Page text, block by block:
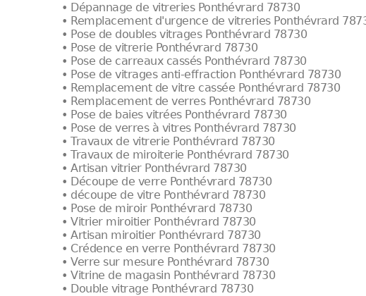
• Dépannage de vitreries Ponthévrard 78730
• Remplacement d'urgence de vitreries Ponthévrard
• Pose de doubles vitrages Ponthévrard 78730
• Pose de vitrerie Ponthévrard 78730
• Pose de carreaux cassés Ponthévrard 78730
• Pose de vitrages anti-effraction Ponthévrard 78730
• Remplacement de vitre cassée Ponthévrard 78730
• Remplacement de verres Ponthévrard 78730
• Pose de baies vitrées Ponthévrard 78730
• Pose de verres à vitres Ponthévrard 78730
• Travaux de vitrerie Ponthévrard 78730
• Travaux de miroiterie Ponthévrard 78730
• Artisan vitrier Ponthévrard 78730
• Découpe de verre Ponthévrard 78730
• découpe de vitre Ponthévrard 78730
• Pose de miroir Ponthévrard 78730
• Vitrier miroitier Ponthévrard 78730
• Artisan miroitier Ponthévrard 78730
• Crédence en verre Ponthévrard 78730
• Verre sur mesure Ponthévrard 78730
• Vitrine de magasin Ponthévrard 78730
• Double vitrage Ponthévrard 78730